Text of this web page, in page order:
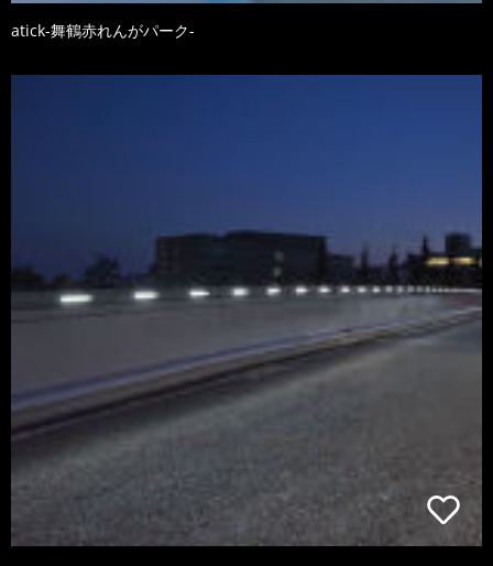
atick-舞鶴赤れんがパーク-